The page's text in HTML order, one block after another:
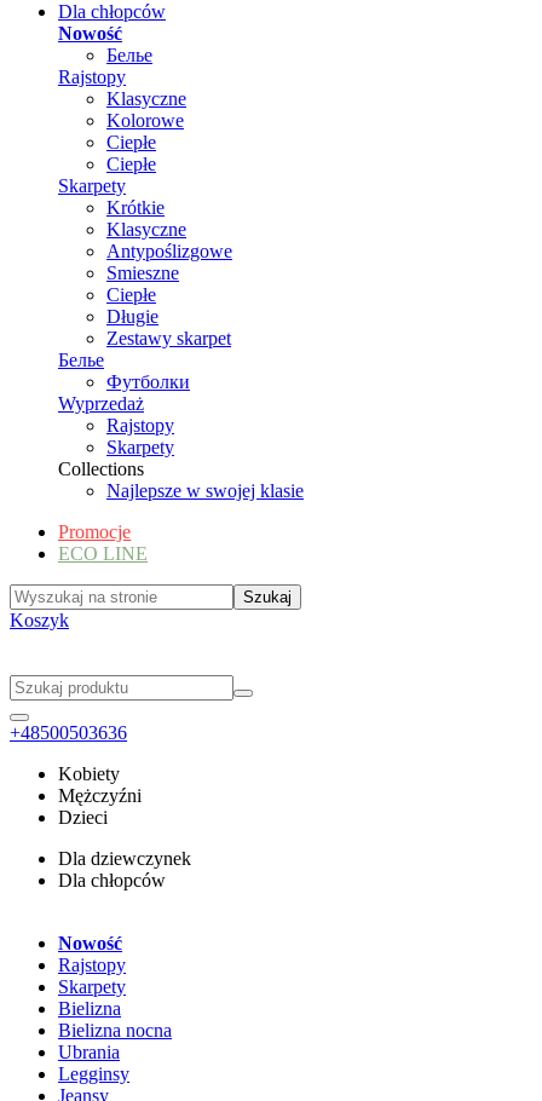
Dla chłopców
Nowość
Белье
Rajstopy
Klasyczne
Kolorowe
Ciepłe
Ciepłe
Skarpety
Krótkie
Klasyczne
Antypoślizgowe
Smieszne
Ciepłe
Długie
Zestawy skarpet
Белье
Футболки
Wyprzedaż
Rajstopy
Skarpety
Collections
Najlepsze w swojej klasie
Promocje
ECO LINE
Koszyk
+48500503636
Kobiety
Mężczyźni
Dzieci
Dla dziewczynek
Dla chłopców
Nowość
Rajstopy
Skarpety
Bielizna
Bielizna nocna
Ubrania
Legginsy
Jeansy